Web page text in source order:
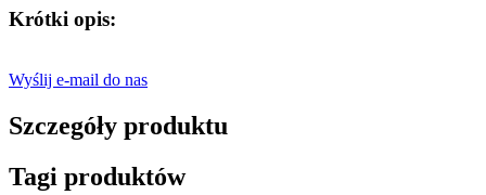
Krótki opis:
Wyślij e-mail do nas
Szczegóły produktu
Tagi produktów